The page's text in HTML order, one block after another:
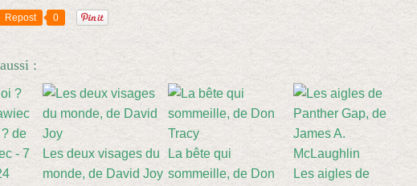
Repost 0
:
de
- 7
Les deux visages du
monde, de David Joy
La bête qui
sommeille, de Don
Les aigles de